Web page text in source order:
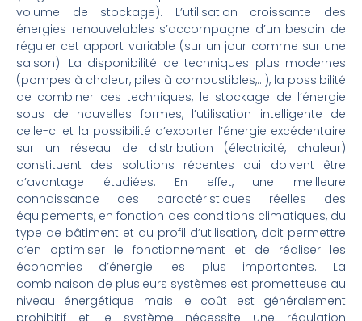
volume de stockage). L’utilisation croissante des
énergies renouvelables s’accompagne d’un besoin de
réguler cet apport variable (sur un jour comme sur une
saison). La disponibilité de techniques plus modernes
(pompes à chaleur, piles à combustibles,…), la possibilité
de combiner ces techniques, le stockage de l’énergie
sous de nouvelles formes, l’utilisation intelligente de
celle-ci et la possibilité d’exporter l’énergie excédentaire
sur un réseau de distribution (électricité, chaleur)
constituent des solutions récentes qui doivent être
d’avantage étudiées. En effet, une meilleure
connaissance des caractéristiques réelles des
équipements, en fonction des conditions climatiques, du
type de bâtiment et du profil d’utilisation, doit permettre
d’en optimiser le fonctionnement et de réaliser les
économies d’énergie les plus importantes. La
combinaison de plusieurs systèmes est prometteuse au
niveau énergétique mais le coût est généralement